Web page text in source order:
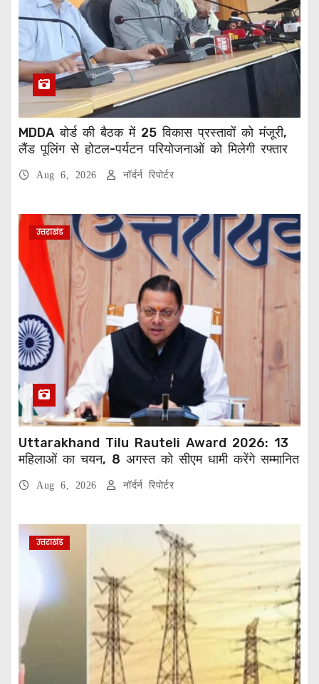
MDDA बोर्ड की बैठक में 25 विकास प्रस्तावों को मंजूरी,
लैंड पूलिंग से होटल-पर्यटन परियोजनाओं को मिलेगी रफ्तार
Aug 6, 2026 नॉर्दर्न रिपोर्टर
उत्तराखंड
Uttarakhand Tilu Rauteli Award 2026: 13
महिलाओं का चयन, 8 अगस्त को सीएम धामी करेंगे सम्मानित
Aug 6, 2026 नॉर्दर्न रिपोर्टर
उत्तराखंड